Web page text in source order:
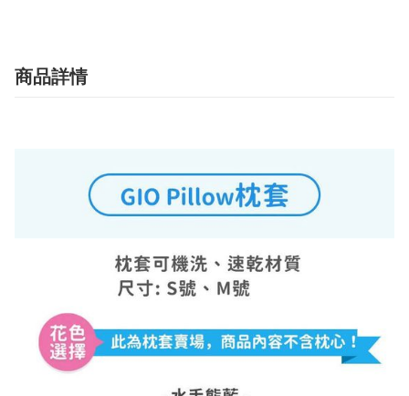
商品詳情